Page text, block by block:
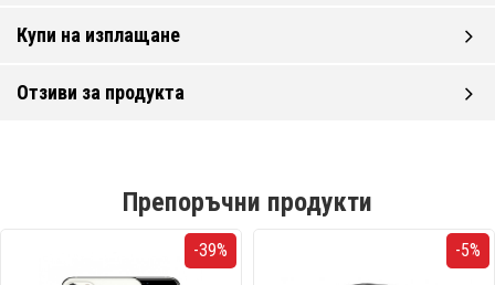
Купи на изплащане
Отзиви за продукта
Препоръчни продукти
-39% -5%